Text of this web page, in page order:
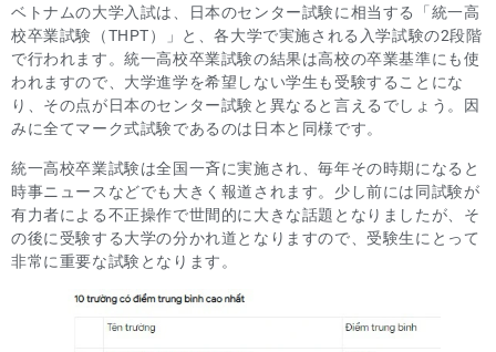
ベトナムの大学入試は、日本のセンター試験に相当する「統一高
校卒業試験（THPT）」と、各大学で実施される入学試験の2段階
で行われます。統一高校卒業試験の結果は高校の卒業基準にも使
われますので、大学進学を希望しない学生も受験することにな
り、その点が日本のセンター試験と異なると言えるでしょう。因
みに全てマーク式試験であるのは日本と同様です。
統一高校卒業試験は全国一斉に実施され、毎年その時期になると
時事ニュースなどでも大きく報道されます。少し前には同試験が
有力者による不正操作で世間的に大きな話題となりましたが、そ
の後に受験する大学の分かれ道となりますので、受験生にとって
非常に重要な試験となります。